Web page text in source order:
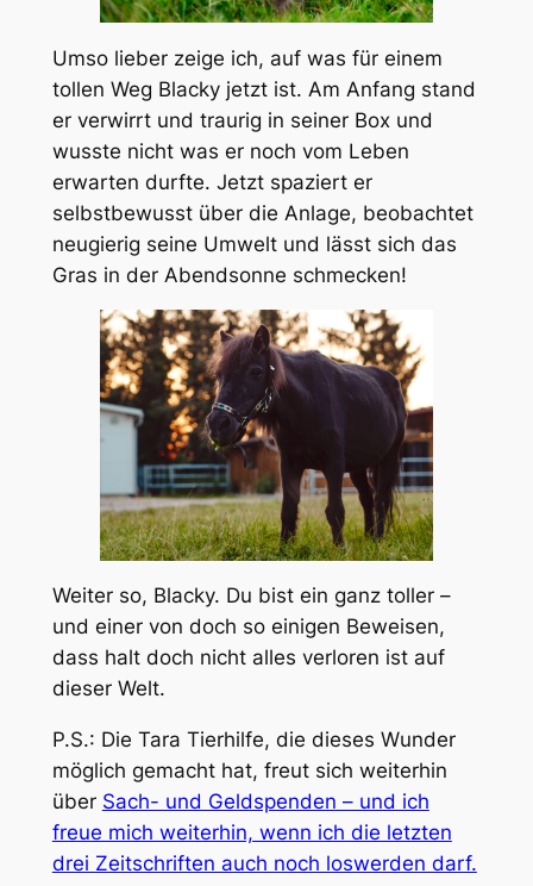
Umso lieber zeige ich, auf was für einem
tollen Weg Blacky jetzt ist. Am Anfang stand
er verwirrt und traurig in seiner Box und
wusste nicht was er noch vom Leben
erwarten durfte. Jetzt spaziert er
selbstbewusst über die Anlage, beobachtet
neugierig seine Umwelt und lässt sich das
Gras in der Abendsonne schmecken!
Weiter so, Blacky. Du bist ein ganz toller –
und einer von doch so einigen Beweisen,
dass halt doch nicht alles verloren ist auf
dieser Welt.
P.S.: Die Tara Tierhilfe, die dieses Wunder
möglich gemacht hat, freut sich weiterhin
über Sach- und Geldspenden – und ich
freue mich weiterhin, wenn ich die letzten
drei Zeitschriften auch noch loswerden darf.